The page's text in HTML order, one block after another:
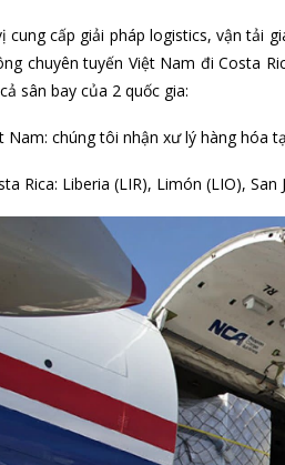
cung cấp giải pháp logistics, vận tải
chuyên tuyến Việt Nam đi Costa
sân bay của 2 quốc gia:
Nam: chúng tôi nhận xư lý hàng hóa
Rica: Liberia (LIR), Limón (LIO), San